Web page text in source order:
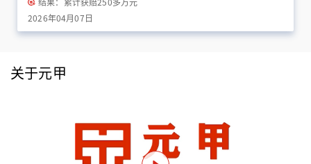
2026年04月07日
关于元甲